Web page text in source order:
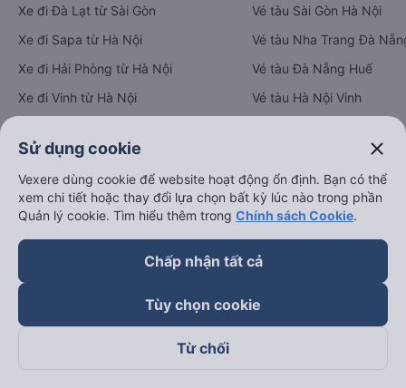
Xe đi Buôn Mê Thuột từ Sài Gòn
Xe đi Vũng Tàu từ Sài Gòn
Xe đi Nha Trang từ Sài Gòn
Xe đi Đà Lạt từ Sài Gòn
Xe đi Sapa từ Hà Nội
Xe đi Hải Phòng từ Hà Nội
Vé tàu Sài Gòn Nha Trang
Vé tàu Sài Gòn Phan Thiết
Vé tàu Sài Gòn Đà Nẵng
Vé tàu Nha Trang Đà
Vé tàu Đà Nẵng Huế
Sử dụng cookie close
Vexere dùng cookie để website hoạt động ổn định. Bạn có thể
xem chi tiết hoặc thay đổi lựa chọn bất kỳ lúc nào trong phần
Quản lý cookie. Tìm hiểu thêm trong Chính sách Cookie.
Chấp nhận tất cả
Tùy chọn cookie
Từ chối